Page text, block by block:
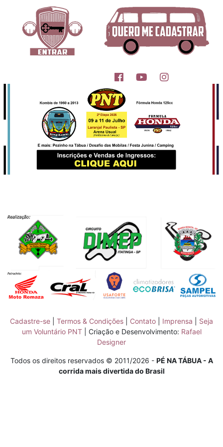
Cadastre-se Termos & Condições Contato Imprensa
Seja
um Voluntário PNT| Criação e Desenvolvimento: Rafael
Designer
Todos os direitos reservados © 2011/2026 - PÉ NA TÁBUA - A
corrida mais divertida do Brasil